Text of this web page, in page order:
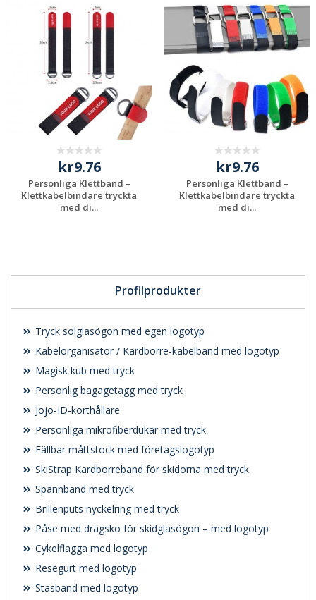
Profilprodukter
Tryck solglasögon med egen logotyp
Kabelorganisatör / Kardborre-kabelband med logotyp
Magisk kub med tryck
Personlig bagagetagg med tryck
Jojo-ID-korthållare
Personliga mikrofiberdukar med tryck
Fällbar måttstock med företagslogotyp
SkiStrap Kardborreband för skidorna med tryck
Spännband med tryck
Brillenputs nyckelring med tryck
Påse med dragsko för skidglasögon – med logotyp
Cykelflagga med logotyp
Resegurt med logotyp
Stasband med logotyp
Begär en
kostnadsfri offert
Begär en
kostnadsfri offert
kr9.76
Personliga Klettband –
Klettkabelbindare tryckta
med di...
kr9.76
Personliga Klettband –
Klettkabelbindare tryckta
med di...